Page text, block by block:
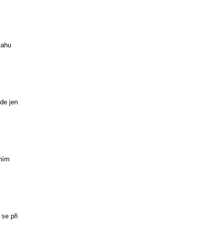
jen
při